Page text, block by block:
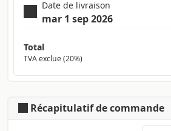
Date de livraison
mar 1 sep 2026
Total
TVA exclue (20%)
Récapitulatif de commande